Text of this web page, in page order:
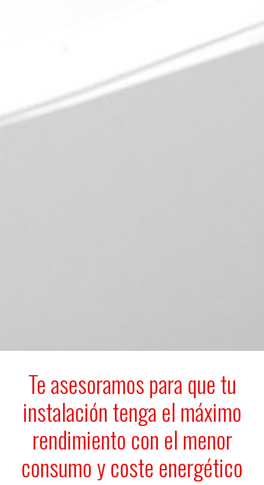
Te asesoramos para que tu
instalación tenga el máximo
rendimiento con el menor
consumo y coste energético